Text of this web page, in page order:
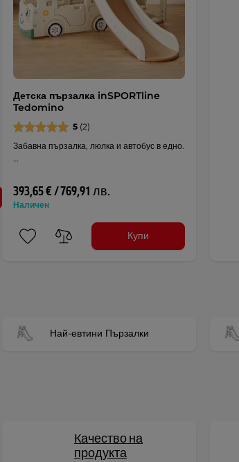
Детска пързалка inSPORTline
Tedomino
5(2)
Забавна пързалка, люлка и автобус в едно.
393,65 € / 769,91 лв.
Наличен
Купи
Най-евтини Пързалки
Качество на
продукта